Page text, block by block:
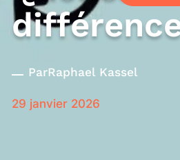
ParRaphael Kassel
29 janvier 2026